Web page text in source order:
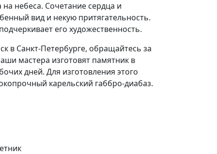
небеса. Сочетание сердца и
вид и некую притягательность.
его художественность.
в Санкт-Петербурге, обращайтесь за
мастера изготовят памятник в
дней. Для изготовления этого
карельский габбро-диабаз.